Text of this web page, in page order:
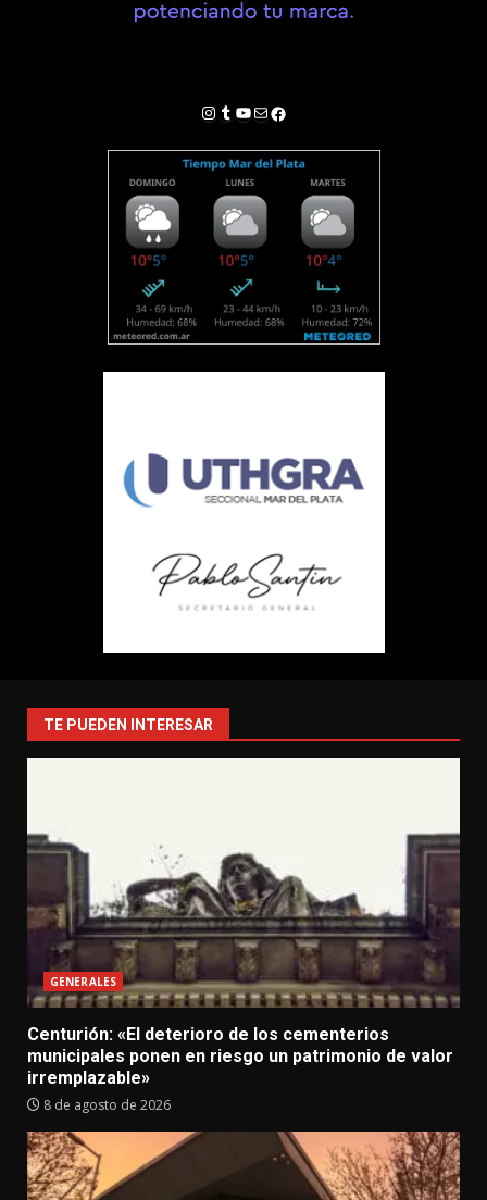
Instagram
Tumblr
YouTube
Correo electrónico
Facebook
TE PUEDEN INTERESAR
GENERALES
Centurión: «El deterioro de los cementerios
municipales ponen en riesgo un patrimonio de valor
irremplazable»
8 de agosto de 2026